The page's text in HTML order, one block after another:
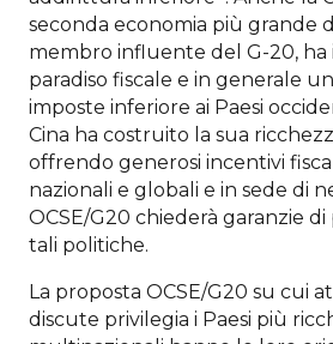
seconda economia più grande
membro influente del G-20,
paradiso fiscale e in generale
imposte inferiore ai Paesi
Cina ha costruito la sua
offrendo generosi incentivi
nazionali e globali e in sede di
OCSE/G20 chiederà garanzie
tali politiche.
La proposta OCSE/G20 su cui
discute privilegia i Paesi più